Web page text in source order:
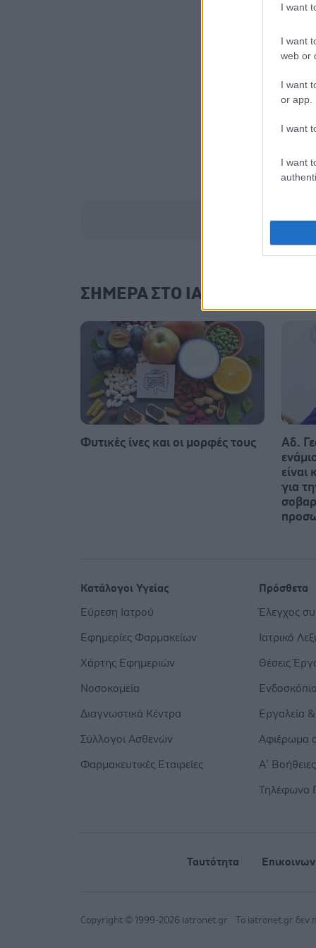
I want
I want
web or
I want
or app.
I want
I want
ΣΗΜΕΡΑ ΣΤΟ IATRONET.GR
Φυτικές ίνες και οι μορφές τους
Αδ.
είναι
για
Κατάλογοι Υγείας
Εύρεση Ιατρού
Εφημερίες Φαρμακείων
Χάρτης Εφημεριών
Νοσοκομεία
Διαγνωστικά Κέντρα
Σύλλογοι Ασθενών
Φαρμακευτικές Εταιρείες
Πρόσθετα
Έλεγχος
Ιατρικό
Θέσεις
Ενδοσκόπιο
Εργαλεία
Αφιέρωμα
Α’ Βοήθειες
Τηλέφωνα
Ταυτότητα
Copyright © 1999-2026 iatronet.gr Το iatronet.gr δεν